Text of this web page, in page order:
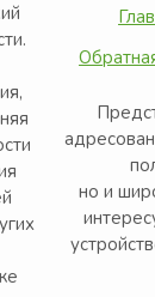
но и